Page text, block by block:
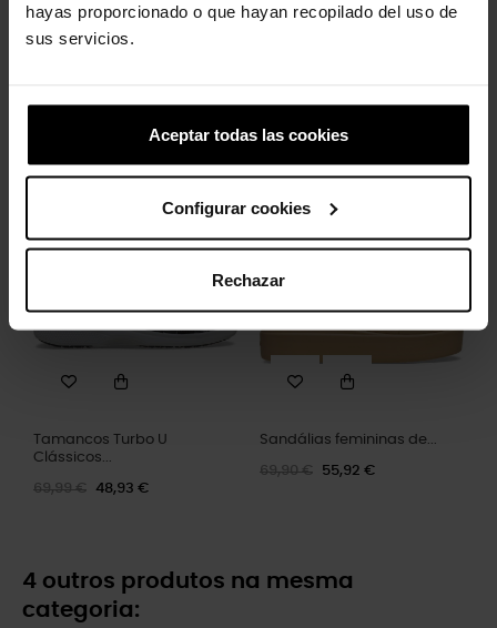
hayas proporcionado o que hayan recopilado del uso de
sus servicios.
Aceptar todas las cookies
Configurar cookies
Rechazar
Tamancos Crush U Unissex
Sandálias femininas
Tamancos Turbo U
Clássicos...
69,99 € 48,93 €
Sandálias femininas de...
69,90 € 55,92 €
4 outros produtos na mesma
categoria: